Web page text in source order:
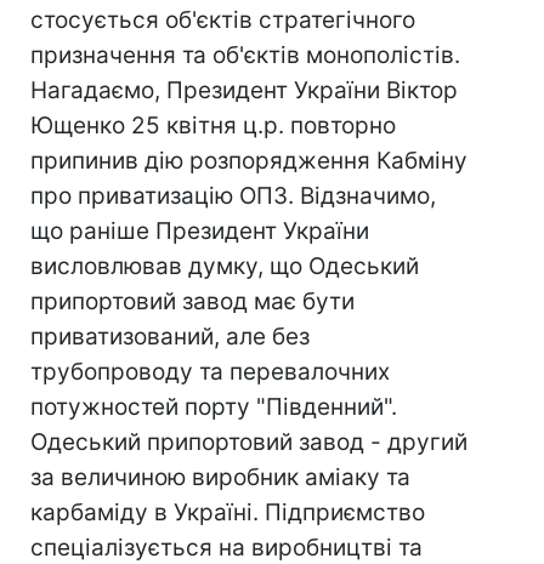
стосується об'єктів стратегічного
призначення та об'єктів монополістів.
Нагадаємо, Президент України Віктор
Ющенко 25 квітня ц.р. повторно
припинив дію розпорядження Кабміну
про приватизацію ОПЗ. Відзначимо,
що раніше Президент України
висловлював думку, що Одеський
припортовий завод має бути
приватизований, але без
трубопроводу та перевалочних
потужностей порту "Південний".
Одеський припортовий завод - другий
за величиною виробник аміаку та
карбаміду в Україні. Підприємство
спеціалізується на виробництві та